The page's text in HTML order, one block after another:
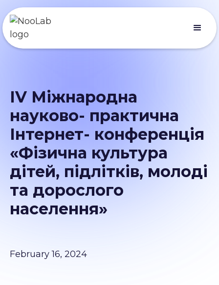
ІV Міжнародна
науково- практична
Інтернет- конференція
«Фізична культура
дітей, підлітків, молоді
та дорослого
населення»
February 16, 2024